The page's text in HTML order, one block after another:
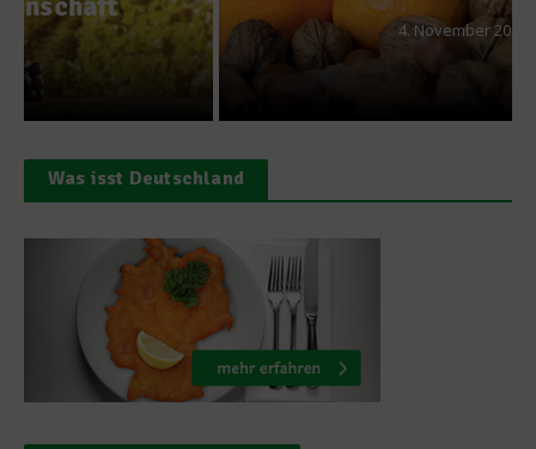
4. November 2012
Was isst Deutschland